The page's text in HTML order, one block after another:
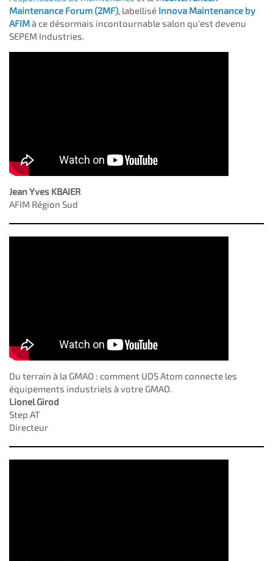
Maintenance Forum (2MF), labellisé Innova Maintenance by
AFIMà ce désormais incontournable salon qu'est devenu
SEPEM Industries
Jean Yves KBAIER
AFIM Région Sud
Du terrain à la GMAO : comment UDS Atom connecte les
équipements industriels à votre GMAO.
Lionel Girod
Step AT
Directeur